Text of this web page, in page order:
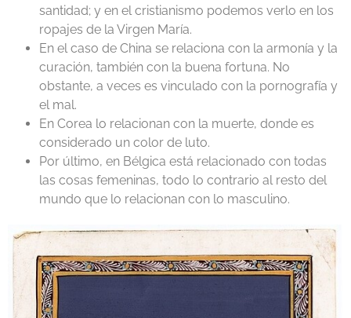
santidad; y en el cristianismo podemos verlo en los
ropajes de la Virgen María.
En el caso de China se relaciona con la armonía y la
curación, también con la buena fortuna. No
obstante, a veces es vinculado con la pornografía y
el mal.
En Corea lo relacionan con la muerte, donde es
considerado un color de luto.
Por último, en Bélgica está relacionado con todas
las cosas femeninas, todo lo contrario al resto del
mundo que lo relacionan con lo masculino.